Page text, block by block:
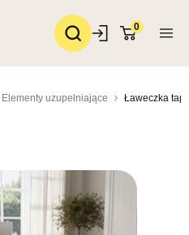
0
Elementy uzupełniające Ławeczka